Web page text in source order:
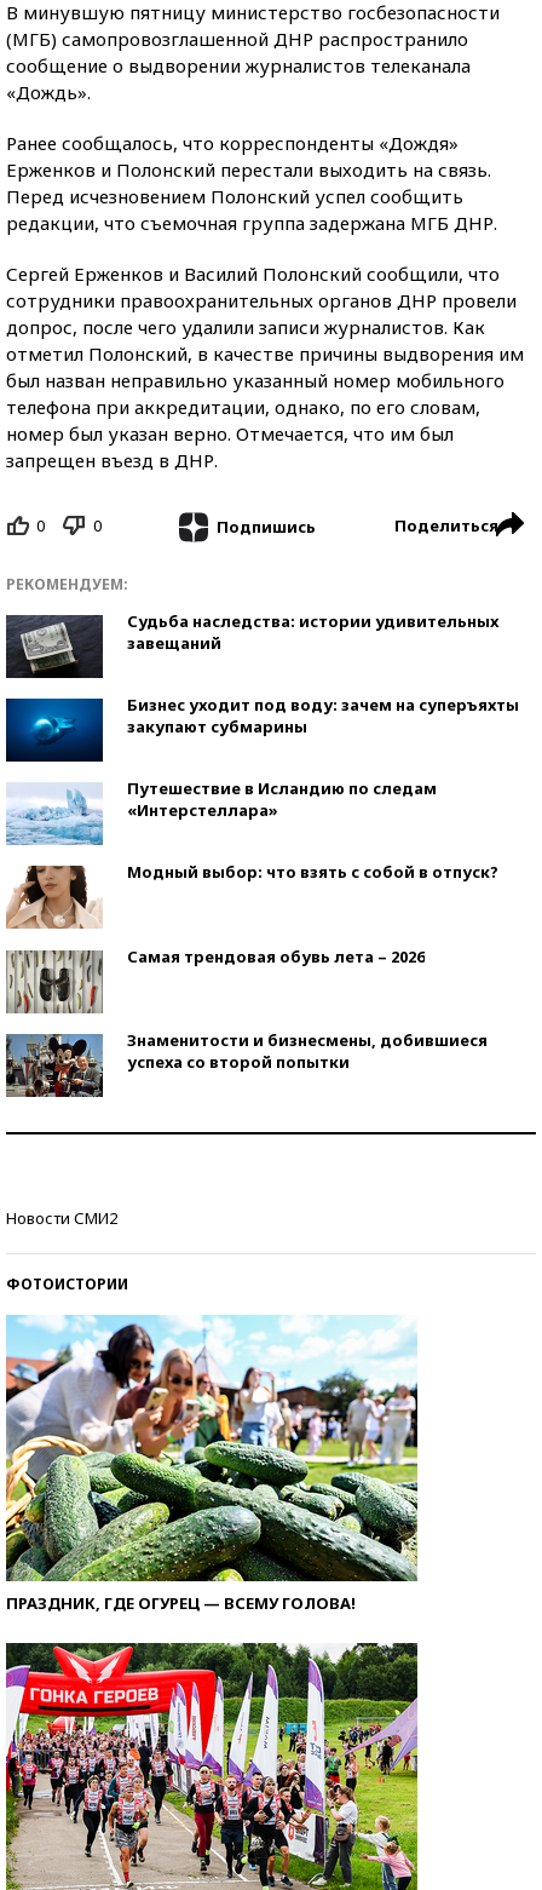
В минувшую пятницу министерство госбезопасности
(МГБ) самопровозглашенной ДНР распространило
сообщение о выдворении журналистов телеканала
«Дождь».
Ранее сообщалось, что корреспонденты «Дождя»
Ерженков и Полонский перестали выходить на связь.
Перед исчезновением Полонский успел сообщить
редакции, что съемочная группа задержана МГБ ДНР.
Сергей Ерженков и Василий Полонский сообщили, что
сотрудники правоохранительных органов ДНР провели
допрос, после чего удалили записи журналистов. Как
отметил Полонский, в качестве причины выдворения им
был назван неправильно указанный номер мобильного
телефона при аккредитации, однако, по его словам,
номер был указан верно. Отмечается, что им был
запрещен въезд в ДНР.
0 0 Подпишись Поделиться
РЕКОМЕНДУЕМ:
Судьба наследства: истории удивительных
завещаний
Бизнес уходит под воду: зачем на суперъяхты
закупают субмарины
Путешествие в Исландию по следам
«Интерстеллара»
Модный выбор: что взять с собой в отпуск?
Самая трендовая обувь лета – 2026
Знаменитости и бизнесмены, добившиеся
успеха со второй попытки
Новости СМИ2
ФОТОИСТОРИИ
ПРАЗДНИК, ГДЕ ОГУРЕЦ — ВСЕМУ ГОЛОВА!